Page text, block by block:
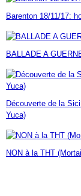
Janvier(7)
Février(9)
Janvier(18)
Mars(60)
Février(24)
Janvier(23)
Avril(14)
Mars (17)
Février(46)
Janvier (35)
Barenton 18/11/17:
BALLADE A
Découverte de la
Yuca)
NON à la THT